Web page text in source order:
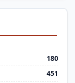
180
451